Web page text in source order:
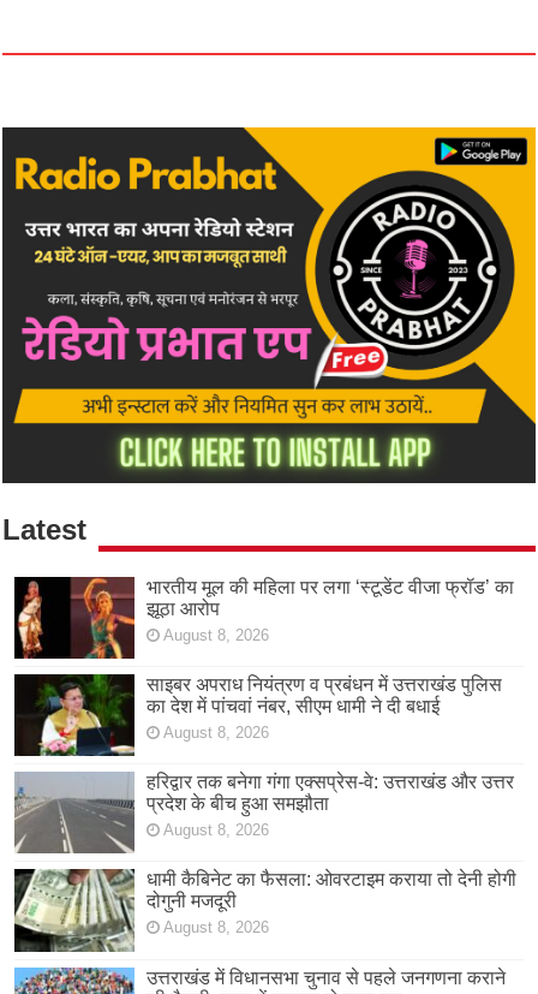
Latest
भारतीय मूल की महिला पर लगा ‘स्टूडेंट वीजा फ्रॉड’ का
झूठा आरोप
August 8, 2026
साइबर अपराध नियंत्रण व प्रबंधन में उत्तराखंड पुलिस
का देश में पांचवां नंबर, सीएम धामी ने दी बधाई
August 8, 2026
हरिद्वार तक बनेगा गंगा एक्सप्रेस-वे: उत्तराखंड और उत्तर
प्रदेश के बीच हुआ समझौता
August 8, 2026
धामी कैबिनेट का फैसला: ओवरटाइम कराया तो देनी होगी
दोगुनी मजदूरी
August 8, 2026
उत्तराखंड में विधानसभा चुनाव से पहले जनगणना कराने